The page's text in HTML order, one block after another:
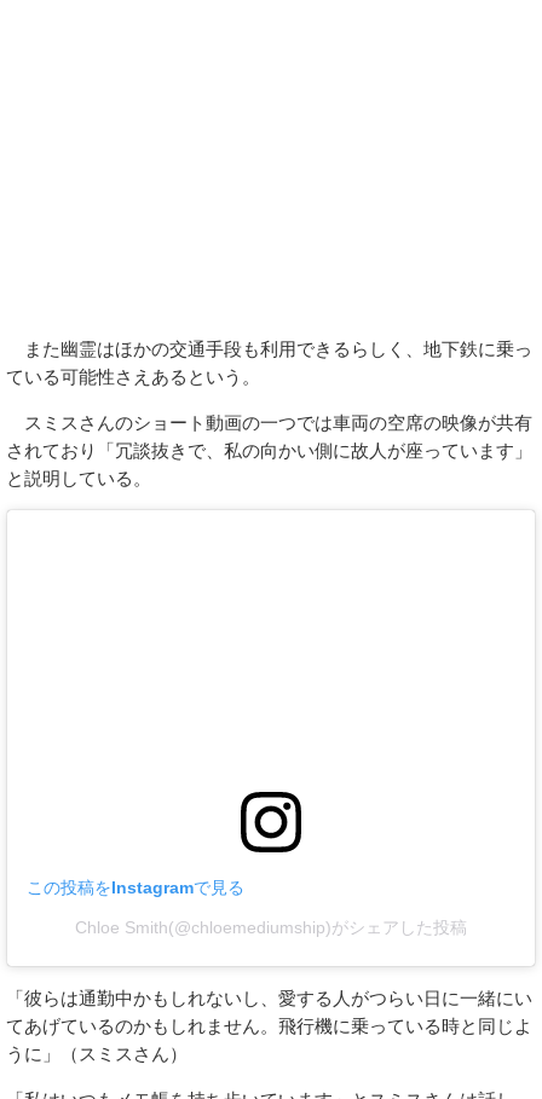
また幽霊はほかの交通手段も利用できるらしく、地下鉄に乗っ
ている可能性さえあるという。
スミスさんのショート動画の一つでは車両の空席の映像が共有
されており「冗談抜きで、私の向かい側に故人が座っています」
と説明している。
この投稿をInstagramで見る
Chloe Smith(@chloemediumship)がシェアした投稿
「彼らは通勤中かもしれないし、愛する人がつらい日に一緒にい
てあげているのかもしれません。飛行機に乗っている時と同じよ
うに」（スミスさん）